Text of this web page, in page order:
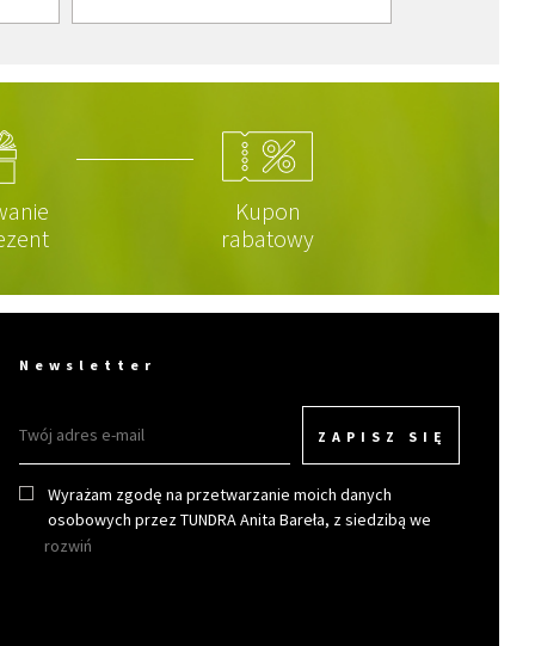
Kupon
rabatowy
Newsletter
ZAPISZ SIĘ
Wyrażam zgodę na przetwarzanie moich danych
osobowych przez TUNDRA Anita Bareła, z siedzibą we
Wrocławiu w celu otrzymywania newslettera.
rozwiń